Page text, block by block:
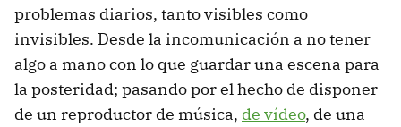
problemas diarios, tanto visibles como
invisibles. Desde la incomunicación a no tener
algo a mano con lo que guardar una escena para
la posteridad; pasando por el hecho de disponer
de un reproductor de música, de vídeo, de una